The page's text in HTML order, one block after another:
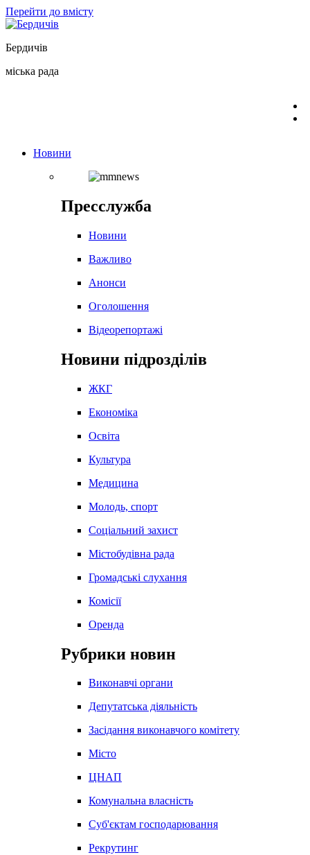
Перейти до вмісту
Бердичів
міська рада
Новини
Пресслужба
Новини
Важливо
Анонси
Оголошення
Відеорепортажі
Новини підрозділів
ЖКГ
Економіка
Освіта
Культура
Медицина
Молодь, спорт
Соціальний захист
Містобудівна рада
Громадські слухання
Комісії
Оренда
Рубрики новин
Виконавчі органи
Депутатська діяльність
Засідання виконавчого комітету
Місто
ЦНАП
Комунальна власність
Суб'єктам господарювання
Рекрутинг